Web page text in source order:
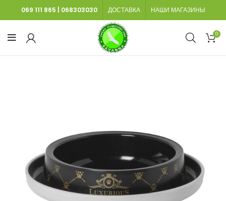
069 111 865 068303030 ДОСТАВКА НАШИ МАГАЗИНЫ
0